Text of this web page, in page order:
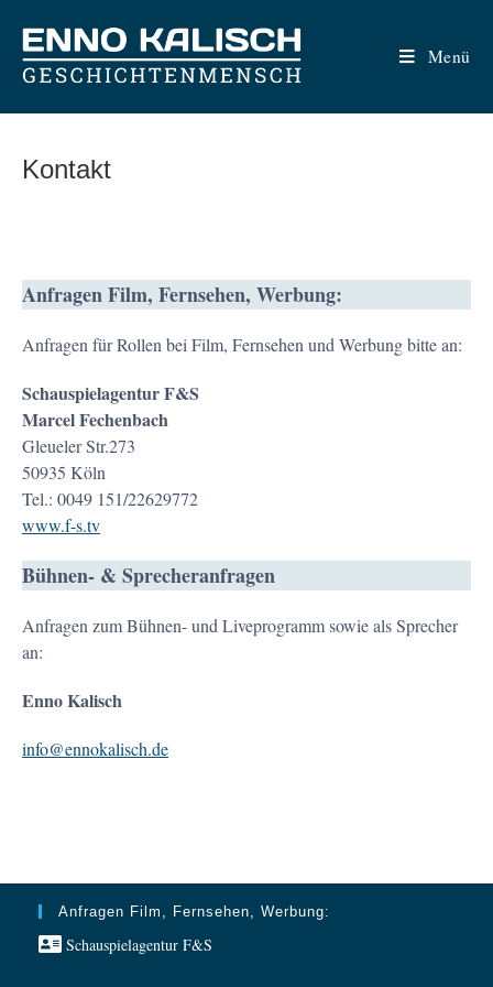
Inhalt
springen
Menü
Kontakt
Anfragen Film, Fernsehen, Werbung:
Anfragen für Rollen bei Film, Fernsehen und Werbung bitte an:
Schauspielagentur F&S
Marcel Fechenbach
Gleueler Str.273
50935 Köln
Tel.: 0049 151/22629772
www.f-s.tv
Bühnen- & Sprecheranfragen
Anfragen zum Bühnen- und Liveprogramm sowie als Sprecher
an:
Enno Kalisch
info@ennokalisch.de
Anfragen Film, Fernsehen, Werbung:
Schauspielagentur F&S